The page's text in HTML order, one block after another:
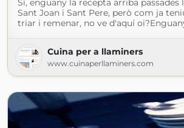
Sí, enguany la recepta arriba passades
Sant Joan i Sant Pere, però com ja
triar i remenar, no ve d'aquí
Cuina per a llaminers
www.cuinaperllaminers.com